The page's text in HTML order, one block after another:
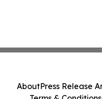
AboutPress Release